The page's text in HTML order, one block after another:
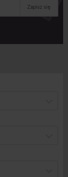
Zapisz się